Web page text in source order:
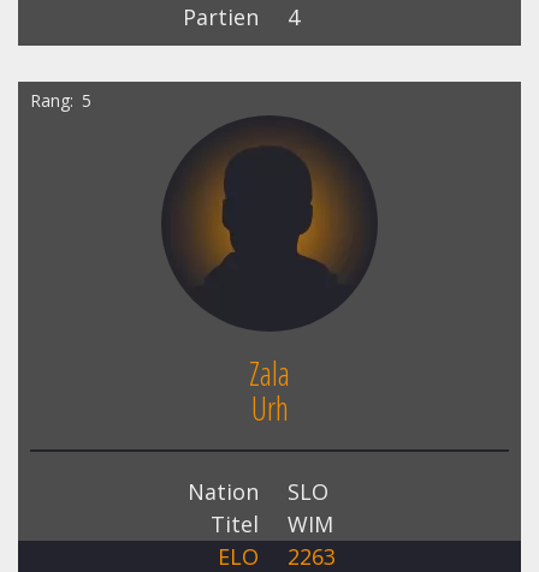
Partien
4
Rang 5
Zala
Urh
Nation
SLO
Titel
WIM
ELO
2263